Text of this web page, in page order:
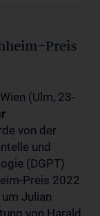
Preis
(Ulm, 23-
von der
und
(DGPT)
Preis 2022
Julian
von Harald